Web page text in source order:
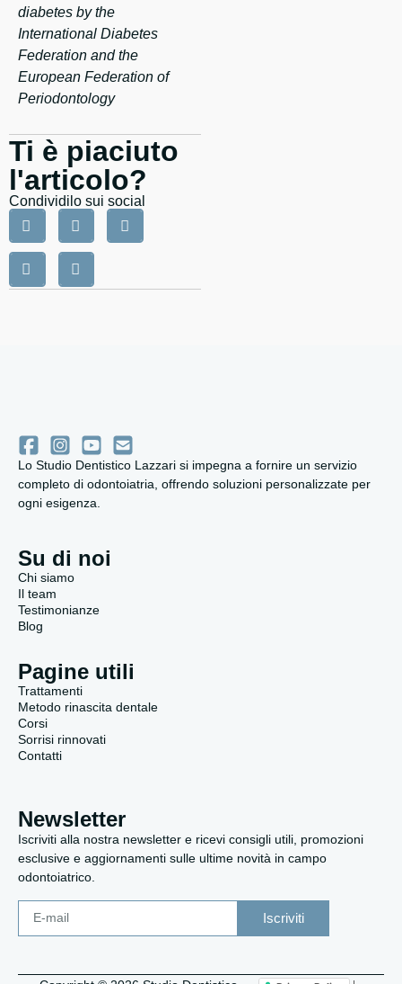
diabetes by the
International Diabetes
Federation and the
European Federation of
Periodontology
Ti è piaciuto
l'articolo?
Condividilo sui social
Lo Studio Dentistico Lazzari si impegna a fornire un servizio
completo di odontoiatria, offrendo soluzioni personalizzate per
ogni esigenza.
Su di noi
Chi siamo
Il team
Testimonianze
Blog
Pagine utili
Trattamenti
Metodo rinascita dentale
Corsi
Sorrisi rinnovati
Contatti
Newsletter
Iscriviti alla nostra newsletter e ricevi consigli utili, promozioni
esclusive e aggiornamenti sulle ultime novità in campo
odontoiatrico.
Iscriviti